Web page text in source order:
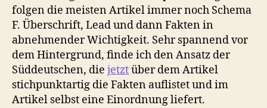
folgen die meisten Artikel immer noch Schema
F. Überschrift, Lead und dann Fakten in
abnehmender Wichtigkeit. Sehr spannend vor
dem Hintergrund, finde ich den Ansatz der
Süddeutschen, die jetztüber dem Artikel
stichpunktartig die Fakten auflistet und im
Artikel selbst eine Einordnung liefert.